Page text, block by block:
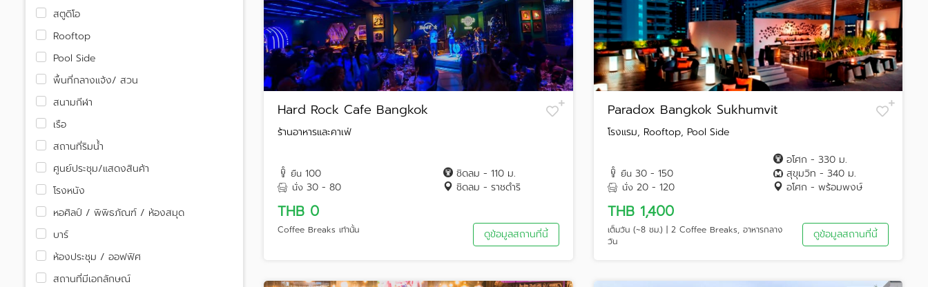
สตูดิโอ
Rooftop
Pool Side
พื้นที่กลางแจ้ง/ สวน
สนามกีฬา
เรือ
สถานที่ริมน้ำ
ศูนย์ประชุม/แสดงสินค้า
โรงหนัง
หอศิลป์ / พิพิธภัณฑ์ / ห้องสมุด
บาร์
ห้องประชุม / ออฟฟิศ
สถานที่มีเอกลักษณ์
Hard Rock Cafe Bangkok
ร้านอาหารและคาเฟ่
ยืน 100
นั่ง 30 - 80
ชิดลม - 110 ม.
ชิดลม - ราชดำริ
THB 0
Coffee Breaks เท่านั้น ดูข้อมูลสถานที่นี้
Paradox Bangkok Sukhumvit
โรงแรม, Rooftop, Pool Side
ยืน 30 - 150
นั่ง 20 - 120
อโศก - 330 ม.
สุขุมวิท - 340 ม.
อโศก - พร้อมพงษ์
THB 1,400
เต็มวัน (~8 ชม.) | 2 Coffee Breaks, อาหารกลาง
วัน
ดูข้อมูลสถานที่นี้